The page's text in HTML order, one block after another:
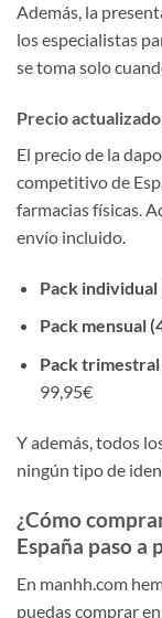
Además, la
los especialistas
se toma solo
Precio
El precio de la
competitivo de
farmacias físicas.
envío incluido.
Pack
Pack mensual
Pack
99,95€
Y además, todos
ningún tipo de
¿Cómo
España paso a
En manhh.com
puedas comprar